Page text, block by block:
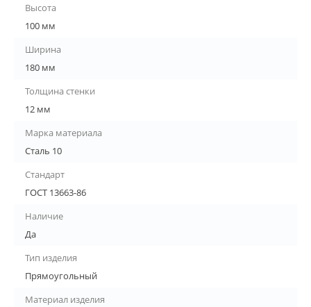
Высота
100 мм
Ширина
180 мм
Толщина стенки
12 мм
Марка материала
Сталь 10
Стандарт
ГОСТ 13663-86
Наличие
Да
Тип изделия
Прямоугольный
Материал изделия